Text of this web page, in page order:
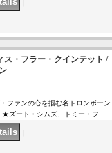
・フラー・クインテット /
ファンの心を掴む名トロンボーン
★ズート・シムズ、トミー・フ…